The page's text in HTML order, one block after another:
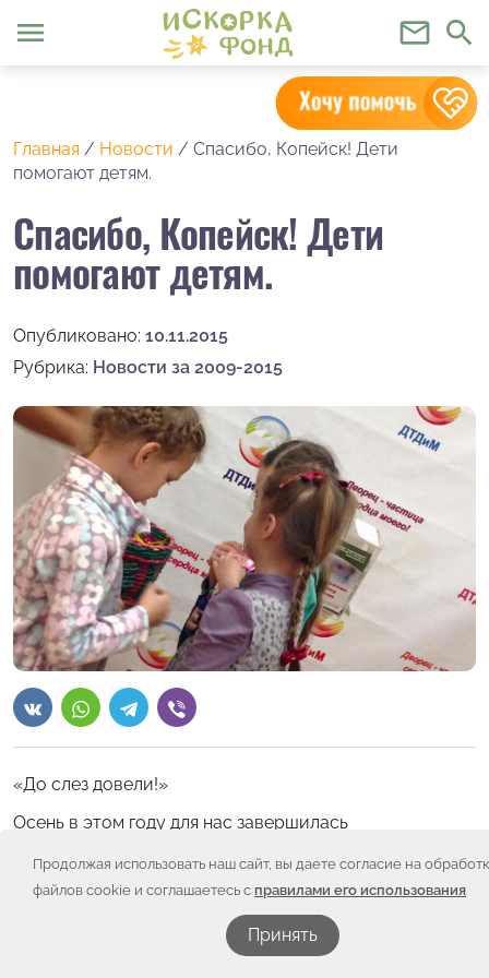
Продолжая использовать наш сайт, вы даете согласие на
файлов cookie и соглашаетесь с правилами его использования
Принять
menu mail_outline search
Главная / Новости / Спасибо, Копейск! Дети
помогают детям.
Спасибо, Копейск! Дети
помогают детям.
Опубликовано: 10.11.2015
Рубрика: Новости за 2009-2015
«До слез довели!»
Осень в этом году для нас завершилась
детей, который провели в МОУ ДОД Дворец
творчества детей и молодежи Копейского городского
Невозможно передать словами ту теплую, добрую